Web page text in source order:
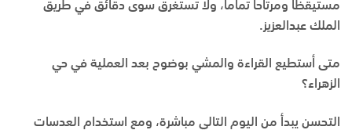
مستيقظاً ومرتاحاً تماماً، ولا تستغرق سوى دقائق في طريق
الملك عبدالعزيز.
متى أستطيع القراءة والمشي بوضوح بعد العملية في حي
الزهراء؟
التحسن يبدأ من اليوم التالي مباشرة، ومع استخدام العدسات